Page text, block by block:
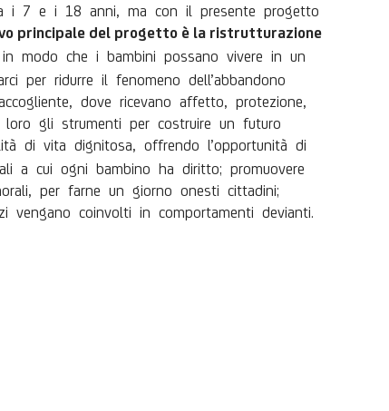
i 7 e i 18 anni, ma con il presente progetto
principale del progetto è la ristrutturazione
modo che i bambini possano vivere in un
per ridurre il fenomeno dell’abbandono
dove ricevano affetto, protezione,
loro gli strumenti per costruire un futuro
di vita dignitosa, offrendo l’opportunità di
a cui ogni bambino ha diritto; promuovere
per farne un giorno onesti cittadini;
vengano coinvolti in comportamenti devianti.